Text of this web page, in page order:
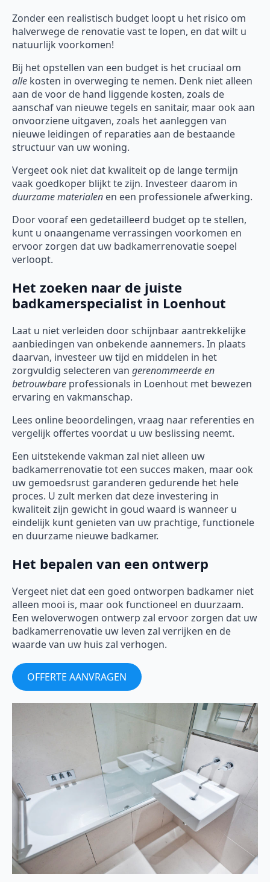
Zonder een realistisch budget loopt u het risico om
halverwege de renovatie vast te lopen, en dat wilt u
natuurlijk voorkomen!
Bij het opstellen van een budget is het cruciaal om
alle kosten in overweging te nemen. Denk niet alleen
aan de voor de hand liggende kosten, zoals de
aanschaf van nieuwe tegels en sanitair, maar ook aan
onvoorziene uitgaven, zoals het aanleggen van
nieuwe leidingen of reparaties aan de bestaande
structuur van uw woning.
Vergeet ook niet dat kwaliteit op de lange termijn
vaak goedkoper blijkt te zijn. Investeer daarom in
duurzame materialen en een professionele afwerking.
Door vooraf een gedetailleerd budget op te stellen,
kunt u onaangename verrassingen voorkomen en
ervoor zorgen dat uw badkamerrenovatie soepel
verloopt.
Het zoeken naar de juiste
badkamerspecialist in Loenhout
Laat u niet verleiden door schijnbaar aantrekkelijke
aanbiedingen van onbekende aannemers. In plaats
daarvan, investeer uw tijd en middelen in het
zorgvuldig selecteren van gerenommeerde en
betrouwbare professionals in Loenhout met bewezen
ervaring en vakmanschap.
Lees online beoordelingen, vraag naar referenties en
vergelijk offertes voordat u uw beslissing neemt.
Een uitstekende vakman zal niet alleen uw
badkamerrenovatie tot een succes maken, maar ook
uw gemoedsrust garanderen gedurende het hele
proces. U zult merken dat deze investering in
kwaliteit zijn gewicht in goud waard is wanneer u
eindelijk kunt genieten van uw prachtige, functionele
en duurzame nieuwe badkamer.
Het bepalen van een ontwerp
Vergeet niet dat een goed ontworpen badkamer niet
alleen mooi is, maar ook functioneel en duurzaam.
Een weloverwogen ontwerp zal ervoor zorgen dat uw
badkamerrenovatie uw leven zal verrijken en de
waarde van uw huis zal verhogen.
OFFERTE AANVRAGEN